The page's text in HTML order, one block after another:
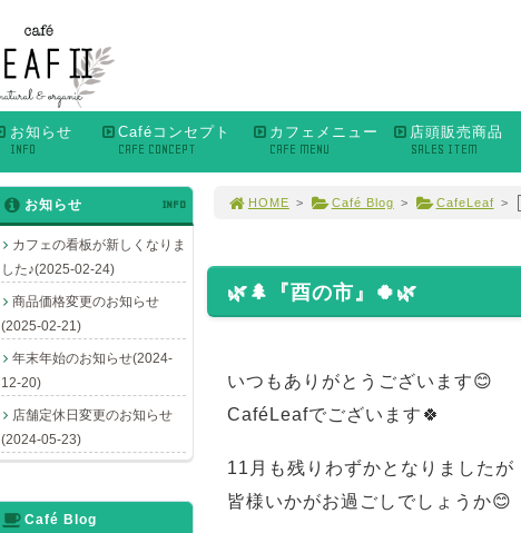
お知らせ
INFO
Caféコンセプト
CAFE CONCEPT
カフェメニュー
CAFE MENU
店頭販売商品
SALES ITEM
HOME > Café Blog > CafeLeaf >
🌿🌲『酉の市』🍀🌿
いつもありがとうございます😊
CaféLeafでございます🍀
11月も残りわずかとなりましたが
皆様いかがお過ごしでしょうか😊
お知らせ INFO
カフェの看板が新しくなりま
した♪(2025-02-24)
商品価格変更のお知らせ
(2025-02-21)
年末年始のお知らせ(2024-
12-20)
店舗定休日変更のお知らせ
(2024-05-23)
Café Blog